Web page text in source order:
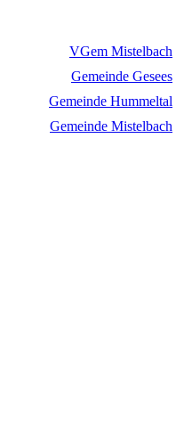
VGem Mistelbach
Gemeinde Gesees
Gemeinde Hummeltal
Gemeinde Mistelbach